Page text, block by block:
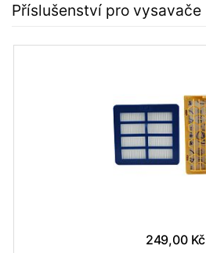
Příslušenství pro vysavače
249,00 Kč